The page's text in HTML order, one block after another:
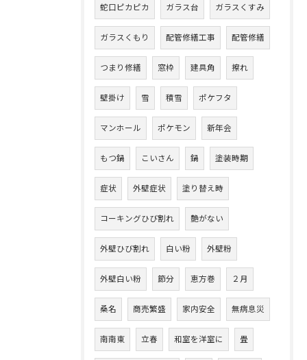
蛇口ピカピカ ガラス台 ガラスくすみ
ガラスくもり 配管修繕工事 配管修繕
つまり修繕 窓枠 建具角 擦れ
壁掛け 雪 積雪 ポケフタ
マンホール ポケモン 新年会
もつ鍋 こいさん 鍋 塗装時期
症状 外壁症状 塗り替え時
コーキングひび割れ 艶がない
外壁ひび割れ 白い粉 外壁粉
外壁白い粉 節分 恵方巻 ２月
桑名 商売繁盛 家内安全 無病息災
南南東 立春 和室を洋室に 畳